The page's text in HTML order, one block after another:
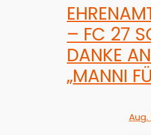
– FC 27
DANKE
„MANNI
Aug.